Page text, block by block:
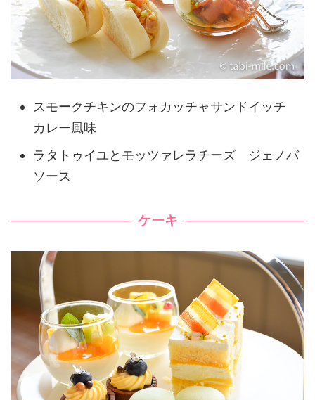
スモークチキンのフォカッチャサンドイッチ
カレー風味
ラタトゥイユとモッツァレラチーズ ジェノバ
ソース
ケーキ